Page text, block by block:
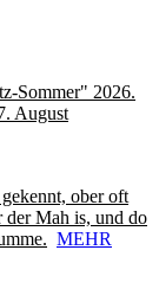
Sommer" 2026.
August
ober oft
der Mah is, und do
MEHR